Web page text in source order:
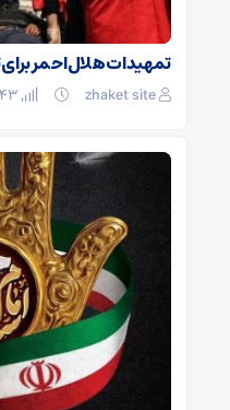
تمهیدات هلال‌احمر
zhaket site